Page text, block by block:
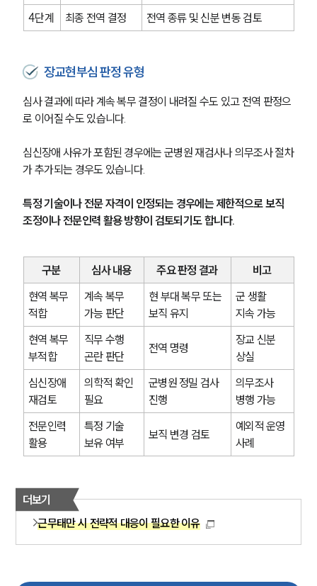
4단계
최종 전역 결정 전역 종류 및 신분 변동 검토
장교현부심 판정 유형
심사 결과에 따라 계속 복무 결정이 내려질 수도 있고 전역 판정으
로 이어질 수도 있습니다.
심신장애 사유가 포함된 경우에는 군병원 재검사나 의무조사 절차
가 추가되는 경우도 있습니다.
특정 기술이나 전문 자격이 인정되는 경우에는 제한적으로 보직
조정이나 전문인력 활용 방향이 검토되기도 합니다.
구분 심사 내용 주요 판정 결과
비고
현역 복무
적합
계속 복무
가능 판단
현 부대 복무 또는
보직 유지
군 생활
지속 가능
현역 복무
부적합
직무 수행
곤란 판단
전역 명령
장교 신분
상실
심신장애
재검토
의학적 확인
필요
군병원 정밀 검사
진행
의무조사
병행 가능
전문인력
활용
특정 기술
보유 여부
보직 변경 검토
예외적 운영
사례
더보기
근무태만 시 전략적 대응이 필요한 이유